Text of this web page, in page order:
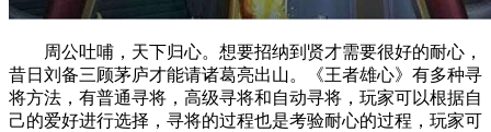
周公吐哺，天下归心。想要招纳到贤才需要很好的耐心，
昔日刘备三顾茅庐才能请诸葛亮出山。《王者雄心》有多种寻
将方法，有普通寻将，高级寻将和自动寻将，玩家可以根据自
己的爱好进行选择，寻将的过程也是考验耐心的过程，玩家可